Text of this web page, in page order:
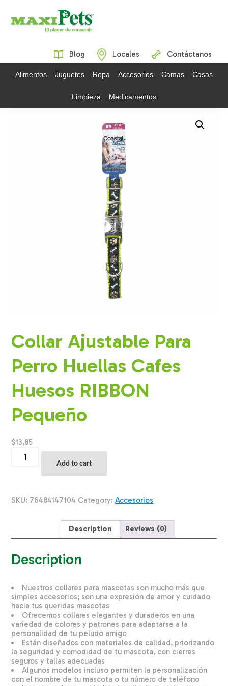
Blog Locales Contáctanos
Alimentos Juguetes Ropa Accesorios Camas Casas
Limpieza Medicamentos
Collar Ajustable Para
Perro Huellas Cafes
Huesos RIBBON
Pequeño
$13,85
Ajustable
Cafes
Add to cart
SKU: 76484147104 Category:Accesorios
Description Reviews (0)
Description
Nuestros collares para mascotas son mucho más que
simples accesorios; son una expresión de amor y cuidado
hacia tus queridas mascotas
Ofrecemos collares elegantes y duraderos en una
variedad de colores y patrones para adaptarse a la
personalidad de tu peludo amigo
Están diseñados con materiales de calidad, priorizando
la seguridad y comodidad de tu mascota, con cierres
seguros y tallas adecuadas
Algunos modelos incluso permiten la personalización
con el nombre de tu mascota o tu número de teléfono